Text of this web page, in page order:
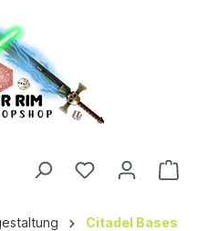
Citadel Bases